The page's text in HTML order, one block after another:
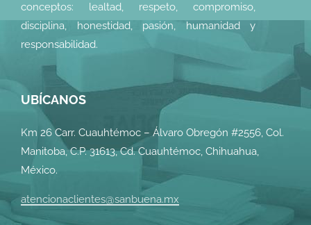
conceptos: lealtad, respeto, compromiso,
disciplina, honestidad, pasión, humanidad y
responsabilidad.
UBÍCANOS
Km 26 Carr. Cuauhtémoc – Álvaro Obregón #2556, Col.
Manitoba, C.P. 31613, Cd. Cuauhtémoc, Chihuahua,
México.
atencionaclientes@sanbuena.mx